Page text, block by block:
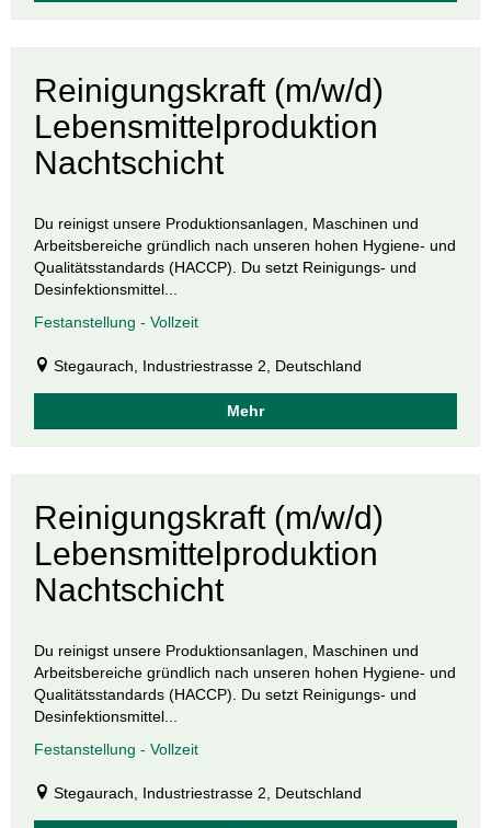
Reinigungskraft (m/w/d)
Lebensmittelproduktion
Nachtschicht
Du reinigst unsere Produktionsanlagen, Maschinen und
Arbeitsbereiche gründlich nach unseren hohen Hygiene- und
Qualitätsstandards (HACCP). Du setzt Reinigungs- und
Desinfektionsmittel...
Festanstellung - Vollzeit
Stegaurach, Industriestrasse 2, Deutschland
Mehr
Reinigungskraft (m/w/d)
Lebensmittelproduktion
Nachtschicht
Du reinigst unsere Produktionsanlagen, Maschinen und
Arbeitsbereiche gründlich nach unseren hohen Hygiene- und
Qualitätsstandards (HACCP). Du setzt Reinigungs- und
Desinfektionsmittel...
Festanstellung - Vollzeit
Stegaurach, Industriestrasse 2, Deutschland